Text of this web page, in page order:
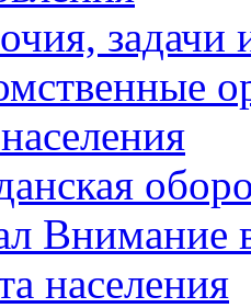
задачи
Внимание
населения